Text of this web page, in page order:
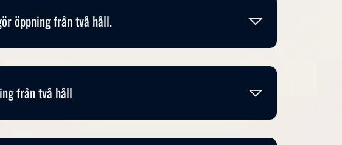
öppning från två håll.
från två håll